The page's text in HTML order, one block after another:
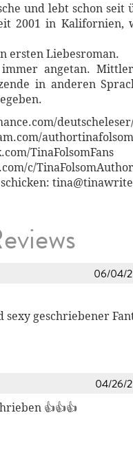
und lebt schon seit
2001 in
ersten Liebesroman.
angetan.
in anderen
authortinafolsom
TinaFolsomFans
c/TinaFolsomAuthor
06/04/
geschriebener
04/26/
👍👍👍